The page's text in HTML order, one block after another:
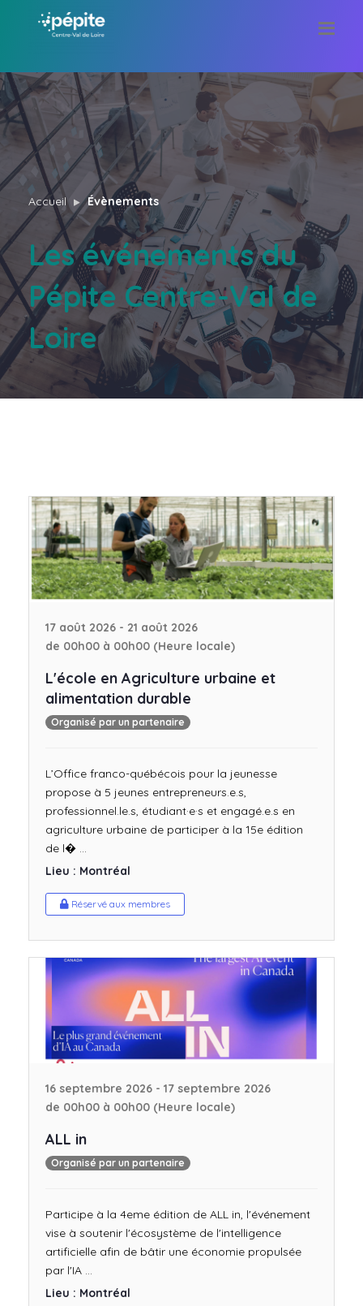
Accueil Évènements
Les événements du
Pépite Centre-Val de
Loire
17 août 2026 - 21 août 2026
de 00h00 à 00h00 (Heure locale)
L'école en Agriculture urbaine et
alimentation durable
Organisé par un partenaire
L’Office franco-québécois pour la jeunesse
propose à 5 jeunes entrepreneurs.e.s,
professionnel.le.s, étudiant·e·s et engagé.e.s en
agriculture urbaine de participer à la 15e édition
de l� ...
Lieu : Montréal
Réservé aux membres
16 septembre 2026 - 17 septembre 2026
de 00h00 à 00h00 (Heure locale)
ALL in
Organisé par un partenaire
Participe à la 4eme édition de ALL in, l'événement
vise à soutenir l'écosystème de l'intelligence
artificielle afin de bâtir une économie propulsée
par l'IA ...
Lieu : Montréal